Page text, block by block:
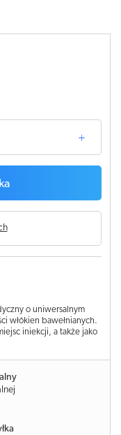
o uniwersalnym
włókien bawełnianych.
iniekcji, a także jako